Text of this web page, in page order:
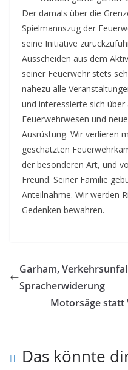
Der damals über die
Spielmannszug der
seine Initiative
Ausscheiden aus dem
seiner Feuerwehr stets
nahezu alle
und interessierte sich
Feuerwehrwesen und
Ausrüstung. Wir verlieren
geschätzten
der besonderen Art, und
Freund. Seiner Familie
Anteilnahme. Wir werden
Gedenken bewahren.
Garham,
Spracherwiderung
Motorsäge statt
Das könnte